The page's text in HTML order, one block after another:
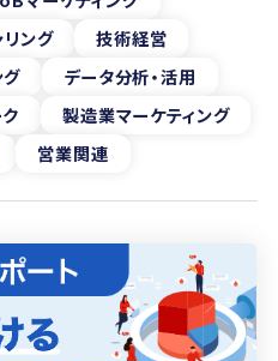
ング
技術経営
データ分析・活用
製造業マーケティング
営業関連